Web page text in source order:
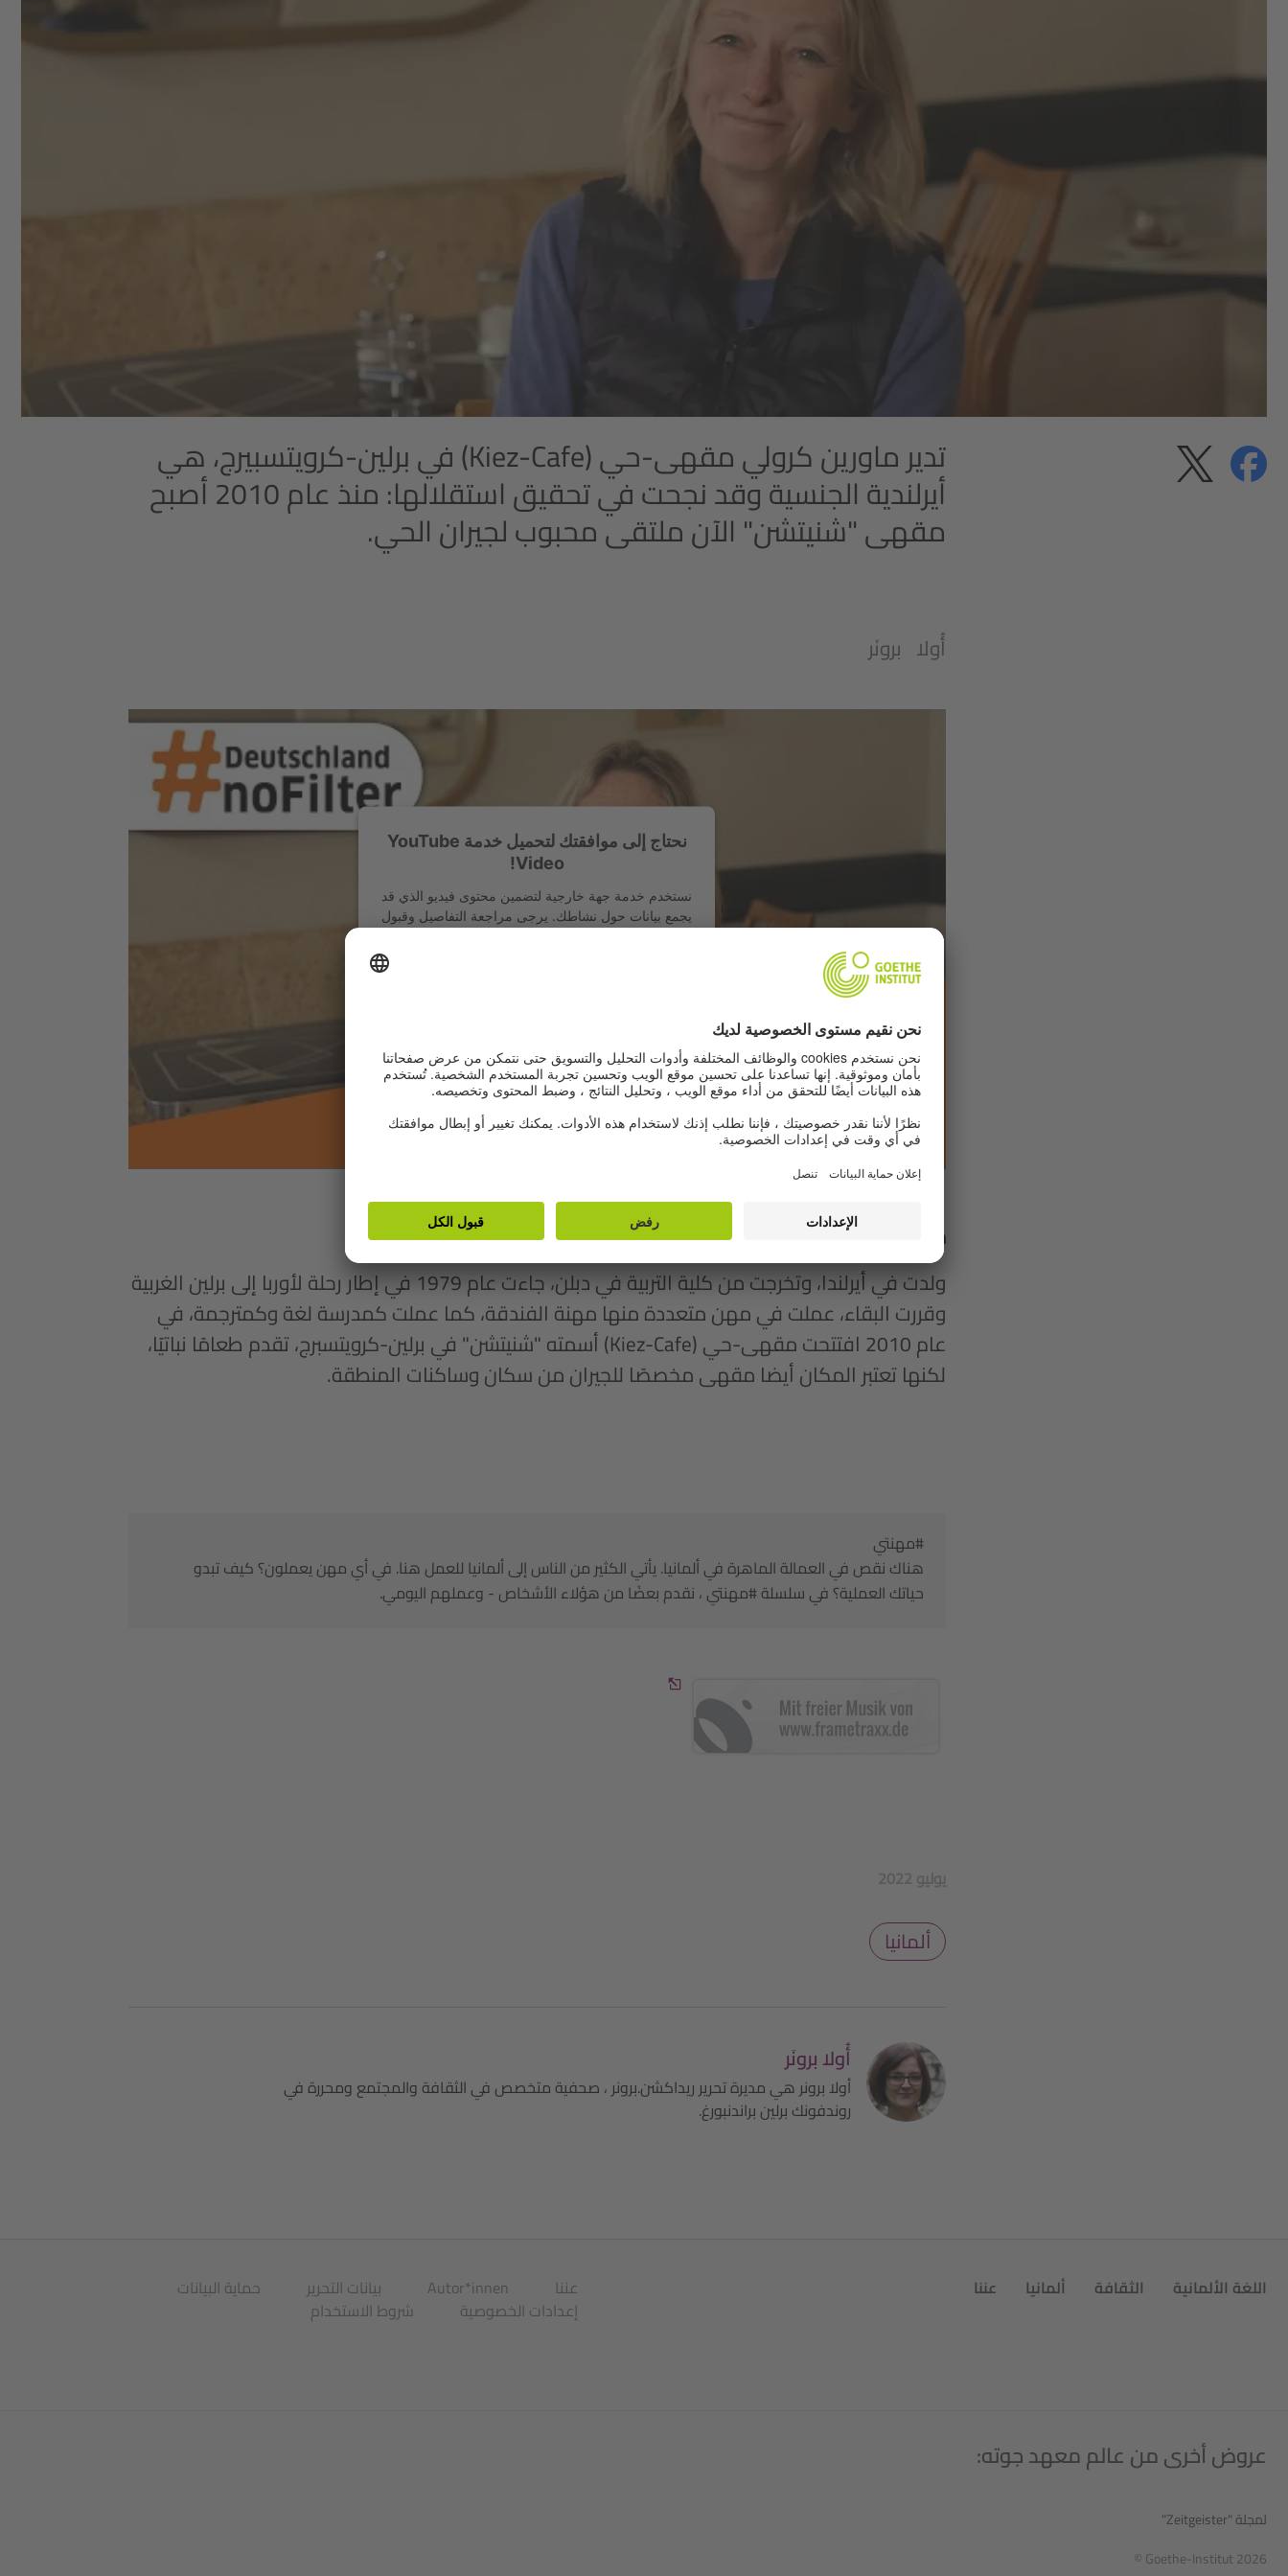
مشاركةمشاركة تدير ماورين كرولي مقهى-حي (Kiez-Cafe) في برلين-كرويتسبيرج، هي
أيرلندية الجنسية وقد نجحت في تحقيق استقلالها: منذ عام 2010 أصبح
مقهى "شنيتشن" الآن ملتقى محبوب لجيران الحي.
أُولا برونَر
نحتاج إلى موافقتك لتحميل خدمة YouTube
Video!
نستخدم خدمة جهة خارجية لتضمين محتوى فيديو الذي قد
يجمع بيانات حول نشاطك. يرجى مراجعة التفاصيل وقبول
ماورين كرولي ...
ولدت في أيرلندا، وتخرجت من كلية التربية في دبلن، جاءت عام 1979 في إطار رحلة لأوربا إلى برلين الغربية
وقررت البقاء، عملت في مهن متعددة منها مهنة الفندقة، كما عملت كمدرسة لغة وكمترجمة، في
عام 2010 افتتحت مقهى-حي (Kiez-Cafe) أسمته "شنيتشن" في برلين-كرويتسبرج، تقدم طعامًا نباتيًا،
لكنها تعتبر المكان أيضا مقهى مخصصًا للجيران من سكان وساكنات المنطقة.
#مهنتي
هناك نقص في العمالة الماهرة في ألمانيا. يأتي الكثير من الناس إلى ألمانيا للعمل هنا. في أي مهن يعملون؟ كيف تبدو
حياتك العملية؟ في سلسلة #مهنتي ، نقدم بعضًا من هؤلاء الأشخاص - وعملهم اليومي.
2022 يوليو
ألمانيا
أُولا برونَر
أولا برونر هي مديرة تحرير ريداكشن.برونر ، صحفية متخصص في الثقافة والمجتمع ومحررة في
روندفونك برلين براندنبورغ.
اللغة الألمانية الثقافة ألمانيا عننا عننا Autor*innen بيانات التحرير
حماية البيانات
إعدادات الخصوصية
شروط الاستخدام
عروض أخرى من عالم معهد جوته:
لمجلة "Zeitgeister"
© Goethe-Institut 2026